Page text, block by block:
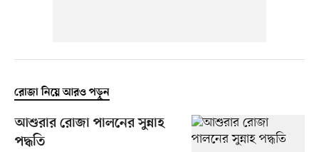
রোজা নিয়ে আরও পড়ুন
আশুরার রোজা পালনের সুন্নাহ
পদ্ধতি